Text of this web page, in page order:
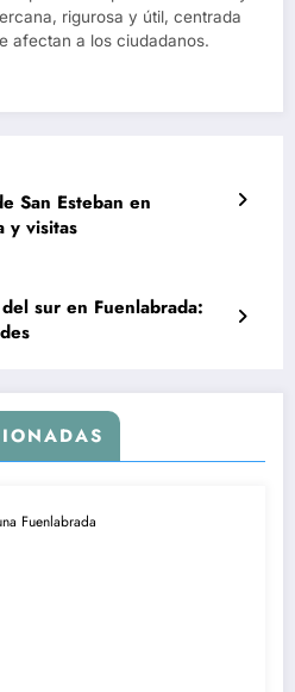
rigurosa y útil, centrada
afectan a los ciudadanos.
San Esteban en
y visitas
sur en Fuenlabrada: